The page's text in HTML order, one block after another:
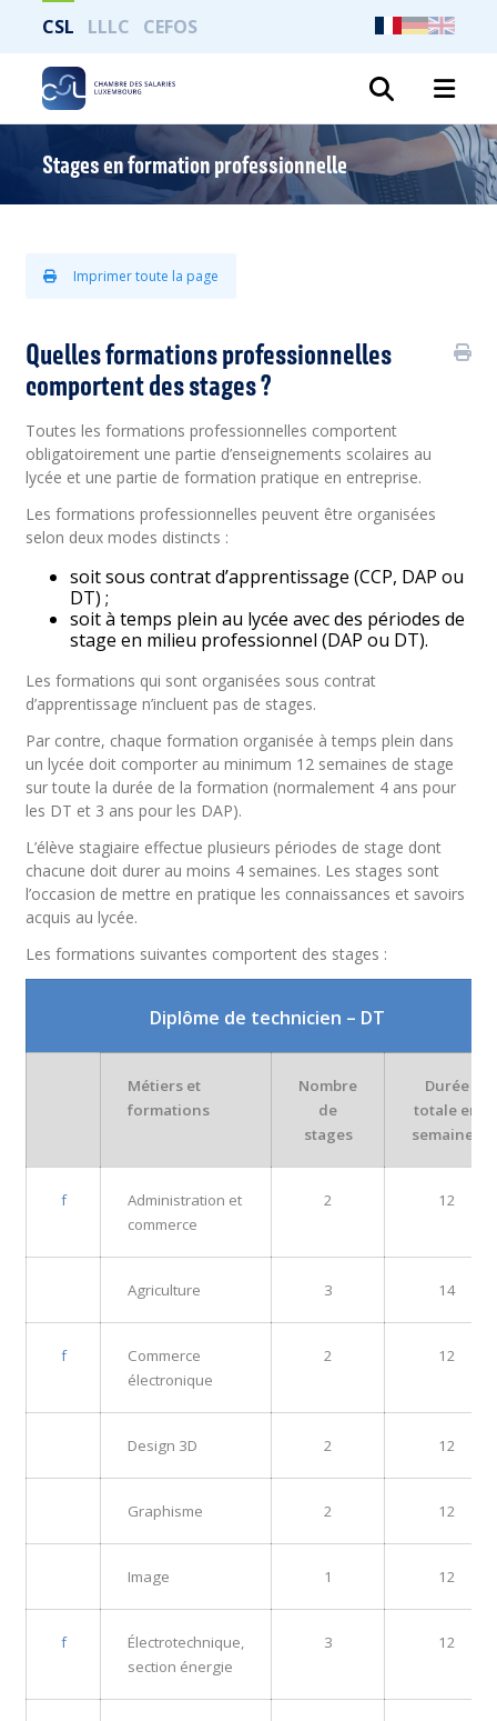
CSL LLLC CEFOS
Stages en formation professionnelle
Imprimer toute la page
Quelles formations professionnelles
comportent des stages ?
Toutes les formations professionnelles comportent
obligatoirement une partie d’enseignements scolaires au
lycée et une partie de formation pratique en entreprise.
Les formations professionnelles peuvent être organisées
selon deux modes distincts :
soit sous contrat d’apprentissage (CCP, DAP ou
DT) ;
soit à temps plein au lycée avec des périodes de
stage en milieu professionnel (DAP ou DT).
Les formations qui sont organisées sous contrat
d’apprentissage n’incluent pas de stages.
Par contre, chaque formation organisée à temps plein dans
un lycée doit comporter au minimum 12 semaines de stage
sur toute la durée de la formation (normalement 4 ans pour
les DT et 3 ans pour les DAP).
L’élève stagiaire effectue plusieurs périodes de stage dont
chacune doit durer au moins 4 semaines. Les stages sont
l’occasion de mettre en pratique les connaissances et savoirs
acquis au lycée.
Les formations suivantes comportent des stages :
Diplôme de technicien – DT
Métiers et
formations
Nombre
de
stages
Durée
totale en
semaines
f
Administration et
commerce
2 12
Agriculture 3 14
f
Commerce
électronique
2 12
Design 3D 2 12
Graphisme 2 12
Image 1 12
f
Électrotechnique,
section énergie
3 12